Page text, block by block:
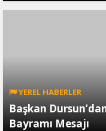
YEREL HABERLER
Başkan
Bayramı Mesajı